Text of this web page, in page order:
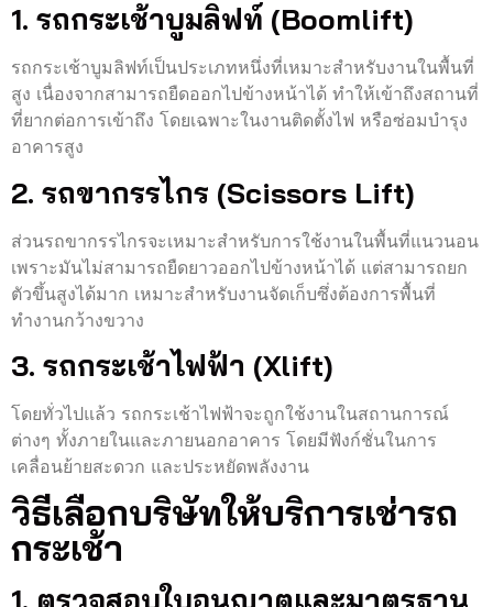
1. รถกระเช้าบูมลิฟท์ (Boomlift)
รถกระเช้าบูมลิฟท์เป็นประเภทหนึ่งที่เหมาะสำหรับงานในพื้นที่
สูง เนื่องจากสามารถยืดออกไปข้างหน้าได้ ทำให้เข้าถึงสถานที่
ที่ยากต่อการเข้าถึง โดยเฉพาะในงานติดตั้งไฟ หรือซ่อมบำรุง
อาคารสูง
2. รถขากรรไกร (Scissors Lift)
ส่วนรถขากรรไกรจะเหมาะสำหรับการใช้งานในพื้นที่แนวนอน
เพราะมันไม่สามารถยืดยาวออกไปข้างหน้าได้ แต่สามารถยก
ตัวขึ้นสูงได้มาก เหมาะสำหรับงานจัดเก็บซึ่งต้องการพื้นที่
ทำงานกว้างขวาง
3. รถกระเช้าไฟฟ้า (Xlift)
โดยทั่วไปแล้ว รถกระเช้าไฟฟ้าจะถูกใช้งานในสถานการณ์
ต่างๆ ทั้งภายในและภายนอกอาคาร โดยมีฟังก์ชั่นในการ
เคลื่อนย้ายสะดวก และประหยัดพลังงาน
วิธีเลือกบริษัทให้บริการเช่ารถ
กระเช้า